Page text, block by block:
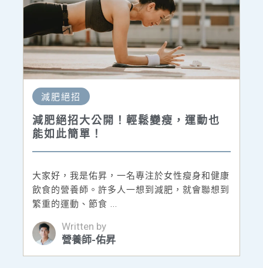
減肥絕招
減肥絕招大公開！輕鬆變瘦，運動也
能如此簡單！
大家好，我是佑昇，一名專注於女性瘦身和健康
飲食的營養師。許多人一想到減肥，就會聯想到
繁重的運動、節食 ...
Written by
營養師-佑昇